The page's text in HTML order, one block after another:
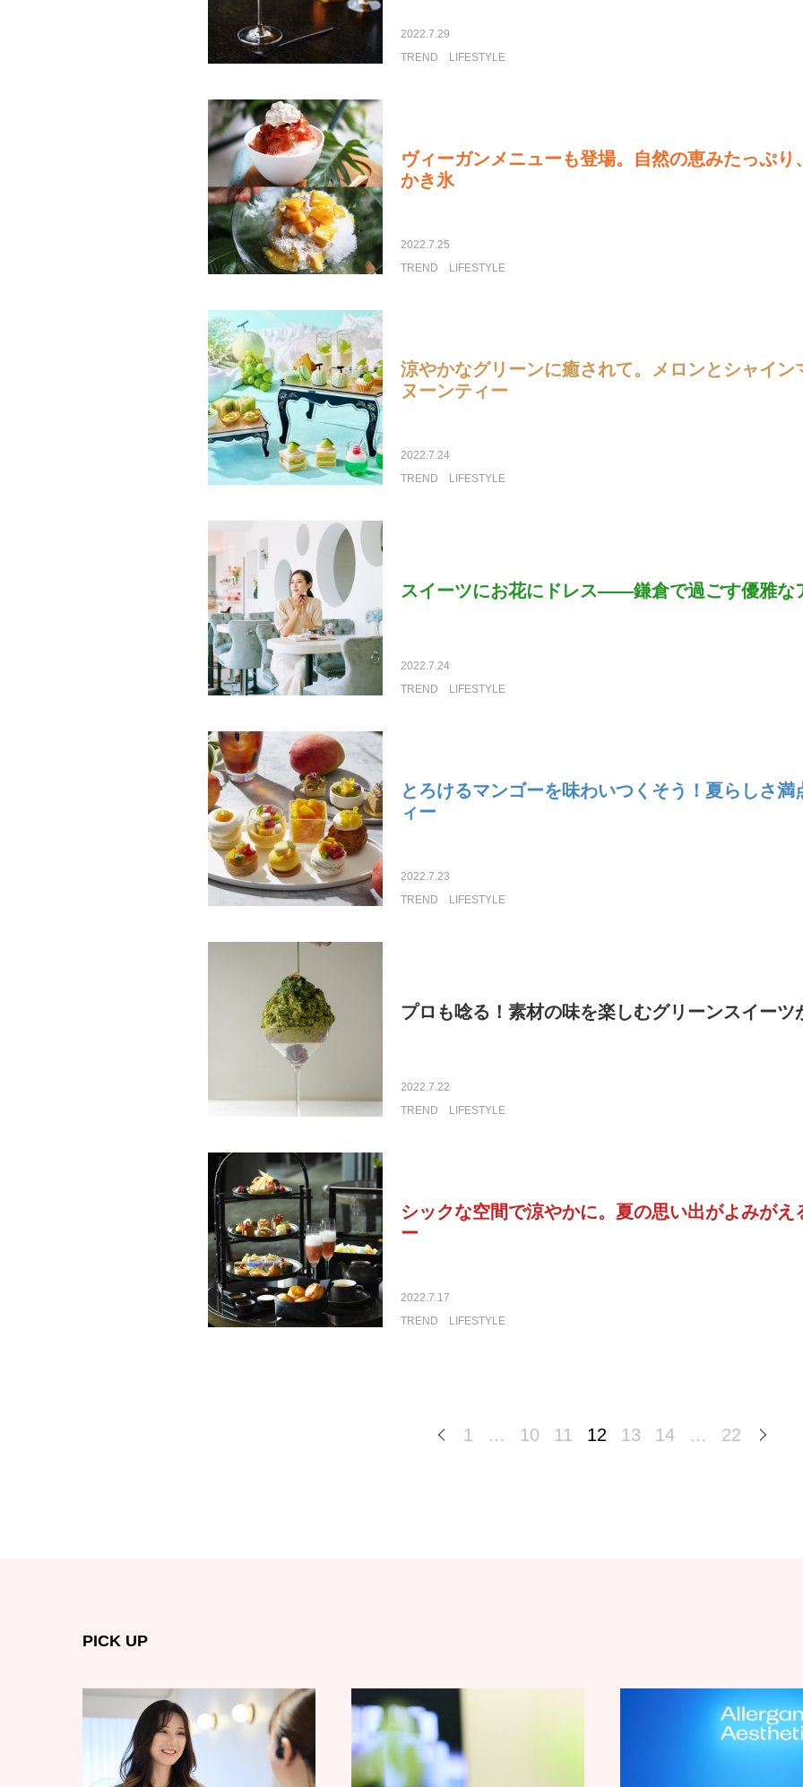
2022.7.29
TREND
LIFESTYLE
ヴィーガンメニューも登場。自然の恵みたっぷり
かき氷
2022.7.25
TREND
LIFESTYLE
涼やかなグリーンに癒されて。メロンとシャイン
ヌーンティー
2022.7.24
TREND
LIFESTYLE
スイーツにお花にドレス――鎌倉で過ごす優雅な
2022.7.24
TREND
LIFESTYLE
とろけるマンゴーを味わいつくそう！夏らしさ満
ィー
2022.7.23
TREND
LIFESTYLE
プロも唸る！素材の味を楽しむグリーンスイーツ
2022.7.22
TREND
LIFESTYLE
シックな空間で涼やかに。夏の思い出がよみがえ
ー
2022.7.17
TREND
LIFESTYLE
1 … 10 11 12 13 14 … 22
PICK UP